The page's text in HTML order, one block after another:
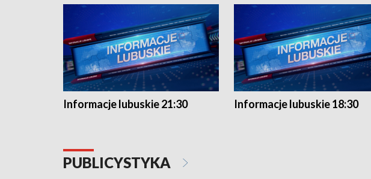
Informacje lubuskie 21:30 Informacje lubuskie 18:30
PUBLICYSTYKA